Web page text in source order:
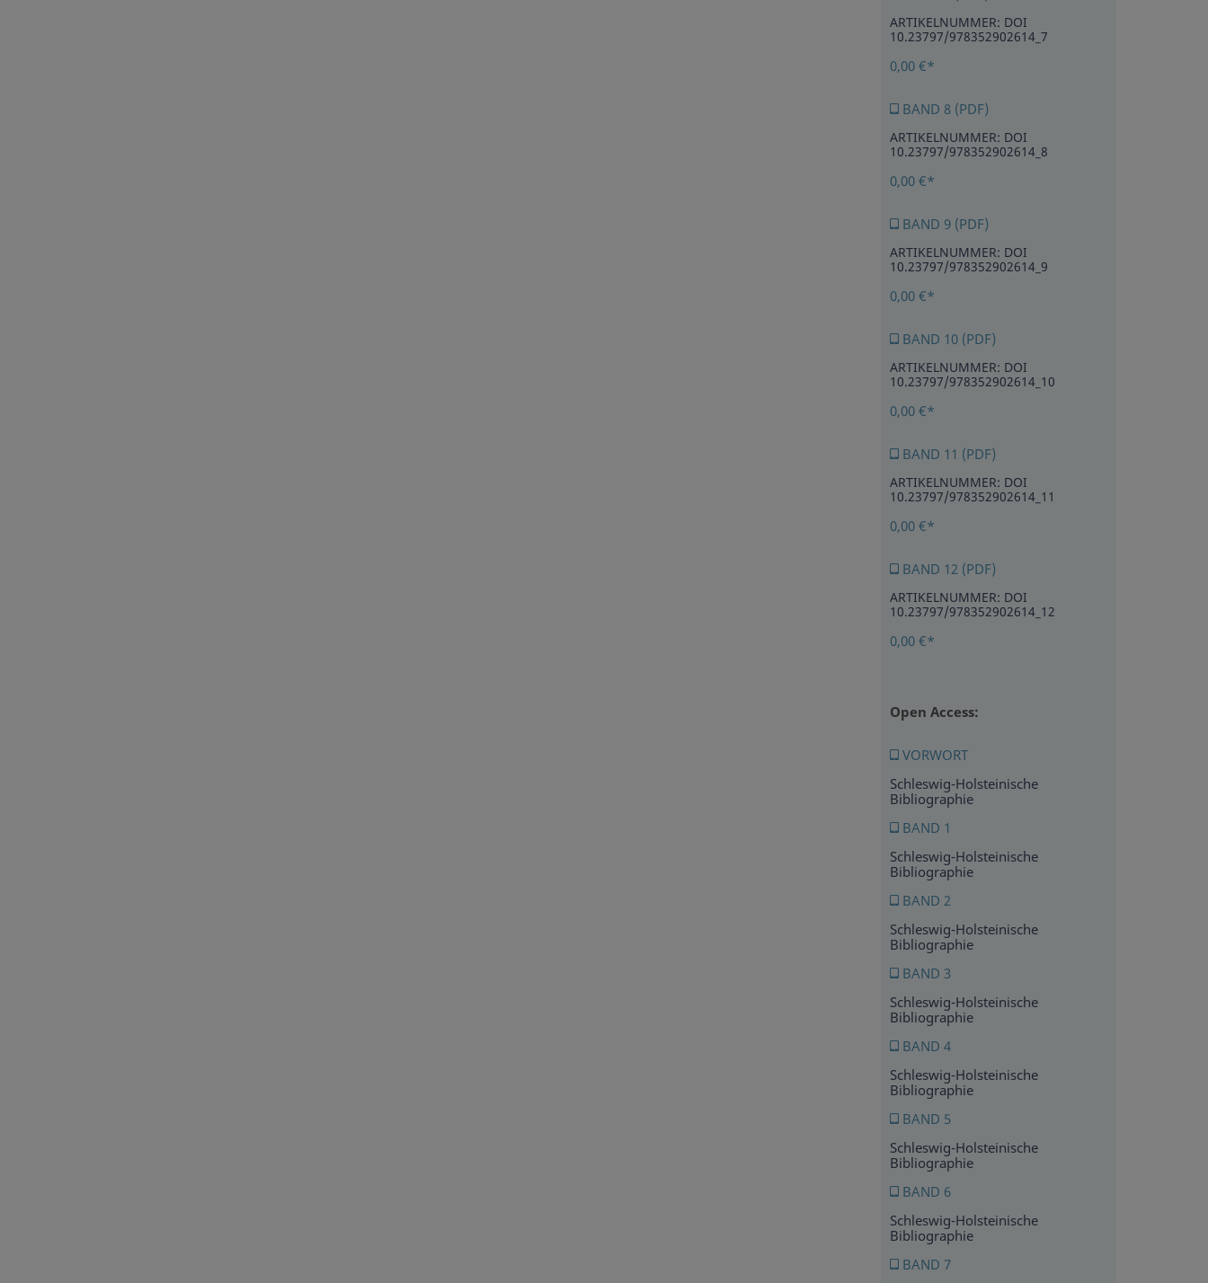
ARTIKELNUMMER: DOI
10.23797/978352902614_7
0,00 €*
BAND 8 (PDF)
ARTIKELNUMMER: DOI
10.23797/978352902614_8
0,00 €*
BAND 9 (PDF)
ARTIKELNUMMER: DOI
10.23797/978352902614_9
0,00 €*
BAND 10 (PDF)
ARTIKELNUMMER: DOI
10.23797/978352902614_10
0,00 €*
BAND 11 (PDF)
ARTIKELNUMMER: DOI
10.23797/978352902614_11
0,00 €*
BAND 12 (PDF)
ARTIKELNUMMER: DOI
10.23797/978352902614_12
0,00 €*
Open Access:
VORWORT
Schleswig-Holsteinische
Bibliographie
BAND 1
Schleswig-Holsteinische
Bibliographie
BAND 2
Schleswig-Holsteinische
Bibliographie
BAND 3
Schleswig-Holsteinische
Bibliographie
BAND 4
Schleswig-Holsteinische
Bibliographie
BAND 5
Schleswig-Holsteinische
Bibliographie
BAND 6
Schleswig-Holsteinische
Bibliographie
BAND 7